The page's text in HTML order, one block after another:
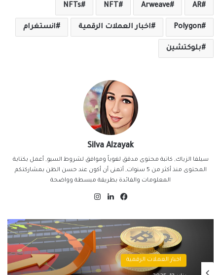
AR
Arweave
NFT
NFTs
Polygon اخبار العملات الرقمية انستغرام
بلوكتشين
Silva Alzayak
سيلفا الزياك, كاتبة محتوى مدقق لغوياً وموافق لشروط السيو, أعمل بكتابة
المحتوى منذ أكثر من 5 سنوات, أتمنى أن أكون عند حسن الظن بمشاركتكم
المعلومات والفائدة بطريقة مبسطة وواضحة
فيسبوكلينكدإن
اخبار العملات الرقمية